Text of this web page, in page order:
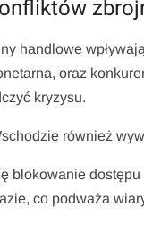
handlowe
oraz
kryzysu.
również
blokowanie
co podważa